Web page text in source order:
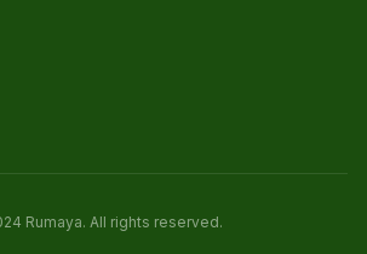
Rumaya. All rights reserved.